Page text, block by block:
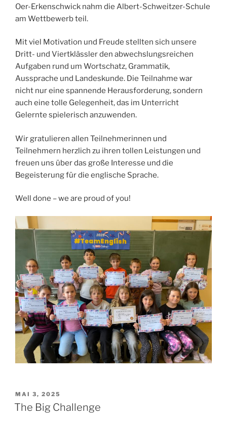
Oer-Erkenschwick nahm die Albert-Schweitzer-Schule
am Wettbewerb teil.
Mit viel Motivation und Freude stellten sich unsere
Dritt- und Viertklässler den abwechslungsreichen
Aufgaben rund um Wortschatz, Grammatik,
Aussprache und Landeskunde. Die Teilnahme war
nicht nur eine spannende Herausforderung, sondern
auch eine tolle Gelegenheit, das im Unterricht
Gelernte spielerisch anzuwenden.
Wir gratulieren allen Teilnehmerinnen und
Teilnehmern herzlich zu ihren tollen Leistungen und
freuen uns über das große Interesse und die
Begeisterung für die englische Sprache.
Well done – we are proud of you!
VERÖFFENTLICHT
AM
MAI 3, 2025
The Big Challenge